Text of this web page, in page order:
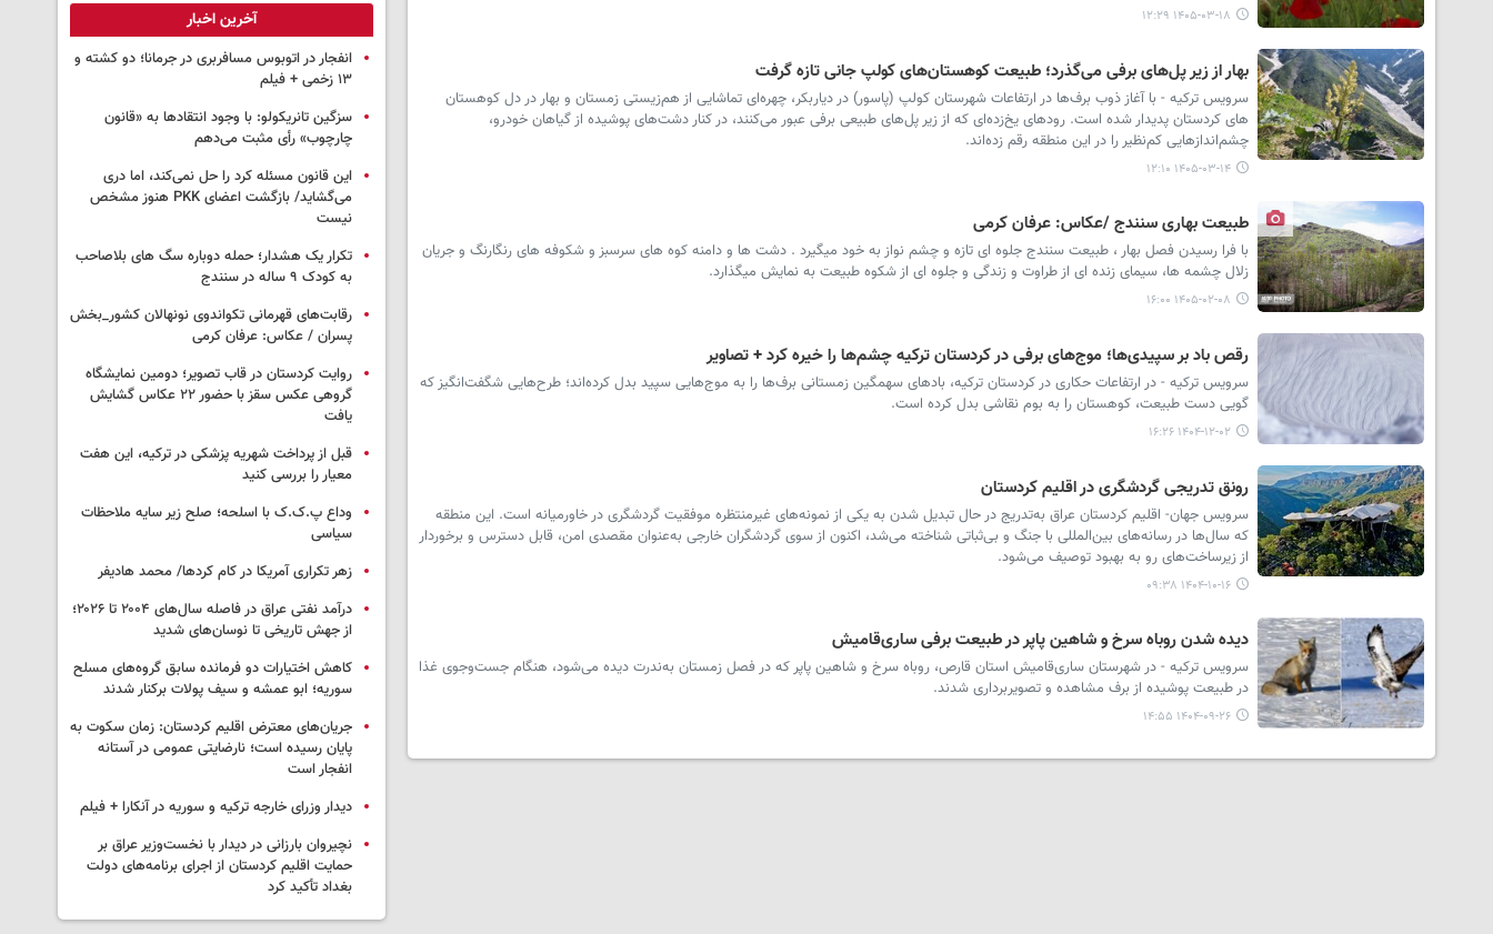
۱۴۰۵-۰۳-۱۸ ۱۲:۲۹
بهار از زیر پل‌های برفی می‌گذرد؛ طبیعت کوهستان‌های کولپ جانی تازه گرفت
سرویس ترکیه - با آغاز ذوب برف‌ها در ارتفاعات شهرستان کولپ (پاسور) در دیاربکر، چهره‌ای تماشایی از هم‌زیستی زمستان و بهار در دل کوهستان
های کردستان پدیدار شده است. رودهای یخ‌زده‌ای که از زیر پل‌های طبیعی برفی عبور می‌کنند، در کنار دشت‌های پوشیده از گیاهان خودرو،
چشم‌اندازهایی کم‌نظیر را در این منطقه رقم زده‌اند.
۱۴۰۵-۰۳-۱۴ ۱۲:۱۰
طبیعت بهاری سنندج /عکاس: عرفان کرمی
با فرا رسیدن فصل بهار ، طبیعت سنندج جلوه ای تازه و چشم نواز به خود میگیرد . دشت ها و دامنه کوه های سرسبز و شکوفه های رنگارنگ و جریان
زلال چشمه ها، سیمای زنده ای از طراوت و زندگی و جلوه ای از شکوه طبیعت به نمایش میگذارد.
۱۴۰۵-۰۲-۰۸ ۱۶:۰۰
رقص باد بر سپیدی‌ها؛ موج‌های برفی در کردستان ترکیه چشم‌ها را خیره کرد + تصاویر
سرویس ترکیه - در ارتفاعات حکاری در کردستان ترکیه، بادهای سهمگین زمستانی برف‌ها را به موج‌هایی سپید بدل کرده‌اند؛ طرح‌هایی شگفت‌انگیز که
گویی دست طبیعت، کوهستان را به بوم نقاشی بدل کرده است.
۱۴۰۴-۱۲-۰۲ ۱۶:۲۶
رونق تدریجی گردشگری در اقلیم کردستان
سرویس جهان- اقلیم کردستان عراق به‌تدریج در حال تبدیل شدن به یکی از نمونه‌های غیرمنتظره موفقیت گردشگری در خاورمیانه است. این منطقه‌
که سال‌ها در رسانه‌های بین‌المللی با جنگ و بی‌ثباتی شناخته می‌شد، اکنون از سوی گردشگران خارجی به‌عنوان مقصدی امن، قابل دسترس و برخوردار
از زیرساخت‌های رو به بهبود توصیف می‌شود.
۱۴۰۴-۱۰-۱۶ ۰۹:۳۸
دیده شدن روباه سرخ و شاهین پاپر در طبیعت برفی ساری‌قامیش
سرویس ترکیه - در شهرستان ساری‌قامیش استان قارص، روباه سرخ و شاهین پاپر که در فصل زمستان به‌ندرت دیده می‌شود، هنگام جست‌وجوی غذا
در طبیعت پوشیده از برف مشاهده و تصویربرداری شدند.
۱۴۰۴-۰۹-۲۶ ۱۴:۵۵
آخرین اخبار
انفجار در اتوبوس مسافربری در جرمانا؛ دو کشته و
۱۳ زخمی + فیلم
سزگین تانریکولو: با وجود انتقادها به «قانون
چارچوب» رأی مثبت می‌دهم
این قانون مسئله کرد را حل نمی‌کند، اما دری
می‌گشاید/ بازگشت اعضای PKK هنوز مشخص
نیست
تکرار یک هشدار؛ حمله دوباره سگ های بلاصاحب
به کودک ۹ ساله در سنندج
رقابت‌های قهرمانی تکواندوی نونهالان کشور_بخش
پسران / عکاس: عرفان کرمی
روایت کردستان در قاب تصویر؛ دومین نمایشگاه
گروهی عکس سقز با حضور ۲۲ عکاس گشایش
یافت
قبل از پرداخت شهریه پزشکی در ترکیه، این هفت
معیار را بررسی کنید
وداع پ.ک.ک با اسلحه؛ صلح زیر سایه ملاحظات
سیاسی
زهر تکراری آمریکا در کام کردها/ محمد هادیفر
درآمد نفتی عراق در فاصله سال‌های ۲۰۰۴ تا ۲۰۲۶؛
از جهش تاریخی تا نوسان‌های شدید
کاهش اختیارات دو فرمانده سابق گروه‌های مسلح
سوریه؛ ابو عمشه و سیف پولات برکنار شدند
جریان‌های معترض اقلیم کردستان: زمان سکوت به
پایان رسیده است؛ نارضایتی عمومی در آستانه
انفجار است
دیدار وزرای خارجه ترکیه و سوریه در آنکارا + فیلم
نچیروان بارزانی در دیدار با نخست‌وزیر عراق بر
حمایت اقلیم کردستان از اجرای برنامه‌های دولت
بغداد تأکید کرد